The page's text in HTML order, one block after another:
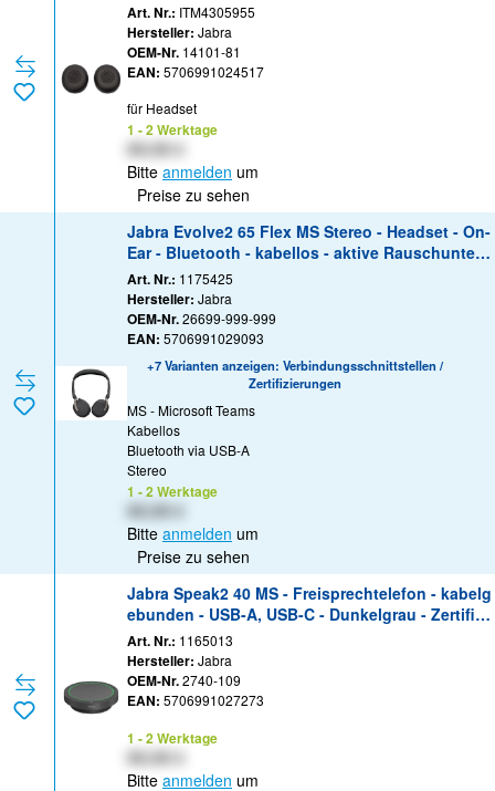
Art. Nr.: ITM4305955
Hersteller: Jabra
OEM-Nr. 14101-81
EAN: 5706991024517
für Headset
1 - 2 Werktage
XX,XX €
Bitte anmelden um
Preise zu sehen
Jabra Evolve2 65 Flex MS Stereo - Headset - On-
Ear - Bluetooth - kabellos - aktive Rauschunterd
rückung - USB-A - Schwarz - Zertifiziert für Micro
soft Teams
Art. Nr.: 1175425
Hersteller: Jabra
OEM-Nr.26699-999-999
EAN: 5706991029093
+7 Varianten anzeigen: Verbindungsschnittstellen /
Zertifizierungen
MS - Microsoft Teams
Kabellos
Bluetooth via USB-A
Stereo
1 - 2 Werktage
Bitte anmelden um
Preise zu sehen
Jabra Speak2 40 MS - Freisprechtelefon - kabelg
ebunden - USB-A, USB-C - Dunkelgrau - Zertifizi
ert für Microsoft Teams
Art. Nr.: 1165013
Hersteller: Jabra
OEM-Nr.2740-109
EAN: 5706991027273
1 - 2 Werktage
XX,XX €
Bitte anmelden um